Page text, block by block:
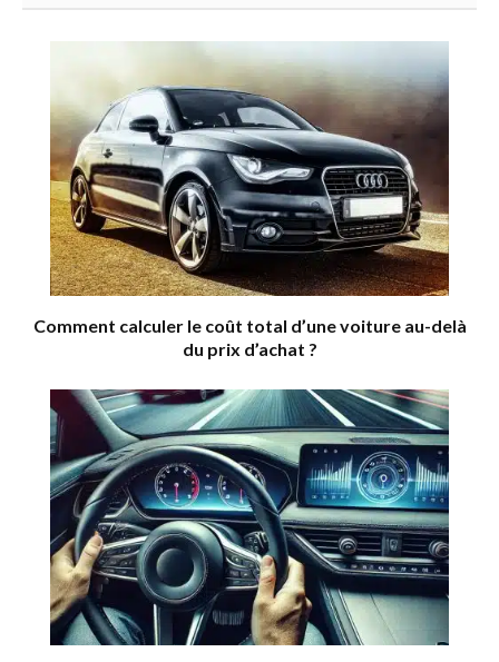
Comment calculer le coût total d’une voiture au-delà
du prix d’achat ?